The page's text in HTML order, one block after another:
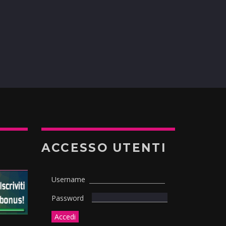
ACCESSO UTENTI
Username
Password